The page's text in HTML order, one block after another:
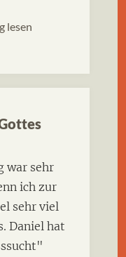
lesen
war sehr
ich zur
sehr viel
Daniel hat